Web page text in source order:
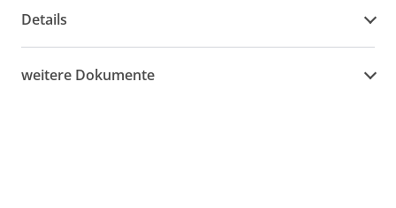
Details
weitere Dokumente